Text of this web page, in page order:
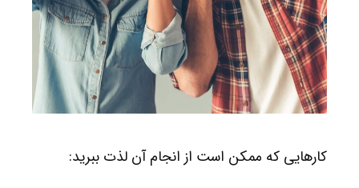
کارهایی که ممکن است از انجام آن لذت ببرید: